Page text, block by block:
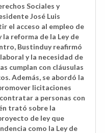
Sociales y
José Luis
el acceso al empleo de
la reforma de la Ley de
Bustinduy reafirmó
y la necesidad de
cumplan con cláusulas
Además, se abordó la
licitaciones
a personas con
trató sobre la
de ley que
como la Ley de